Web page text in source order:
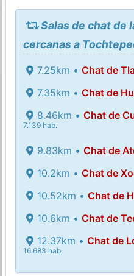
Salas de chat de
cercanas a
7.25km • Chat de
7.35km • Chat de
8.46km • Chat de
7.139 hab.
9.83km • Chat de
10.2km • Chat de
10.52km • Chat de
10.6km • Chat de
12.37km • Chat de
16.683 hab.